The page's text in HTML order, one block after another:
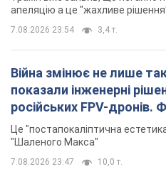
апеляцію а це "жахливе
7.08.2026 23:54 3,4 т.
Війна змінює не лише
показали інженерні
російських FPV-дронів.
Це "постапокаліптична естетика
"Шаленого Макса"
7.08.2026 23:47 10,0 т.